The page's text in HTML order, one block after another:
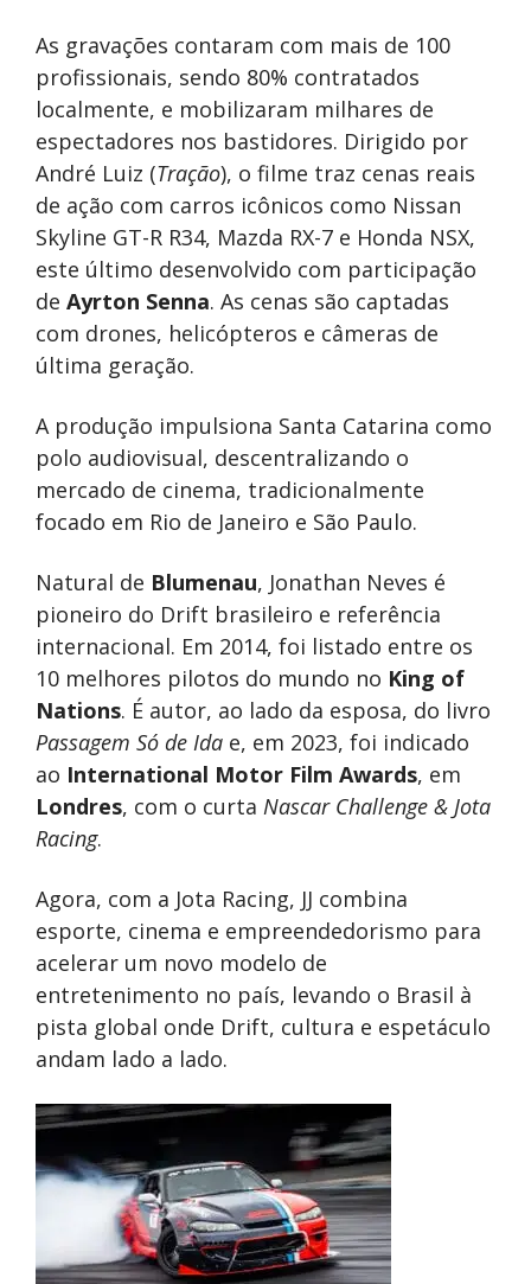
As gravações contaram com mais de 100
profissionais, sendo 80% contratados
localmente, e mobilizaram milhares de
espectadores nos bastidores. Dirigido por
André Luiz (Tração), o filme traz cenas reais
de ação com carros icônicos como Nissan
Skyline GT-R R34, Mazda RX-7 e Honda NSX,
este último desenvolvido com participação
de Ayrton Senna. As cenas são captadas
com drones, helicópteros e câmeras de
última geração.
A produção impulsiona Santa Catarina como
polo audiovisual, descentralizando o
mercado de cinema, tradicionalmente
focado em Rio de Janeiro e São Paulo.
Natural de Blumenau, Jonathan Neves é
pioneiro do Drift brasileiro e referência
internacional. Em 2014, foi listado entre os
10 melhores pilotos do mundo no King of
Nations. É autor, ao lado da esposa, do livro
Passagem Só de Ida e, em 2023, foi indicado
ao International Motor Film Awards, em
Londres, com o curta Nascar Challenge & Jota
Racing.
Agora, com a Jota Racing, JJ combina
esporte, cinema e empreendedorismo para
acelerar um novo modelo de
entretenimento no país, levando o Brasil à
pista global onde Drift, cultura e espetáculo
andam lado a lado.